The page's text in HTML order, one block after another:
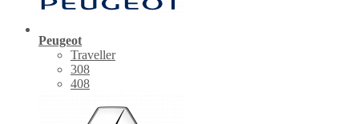
Peugeot
Traveller
308
408